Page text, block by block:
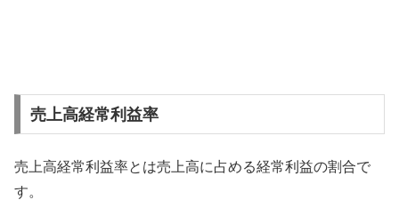
売上高経常利益率
売上高経常利益率とは売上高に占める経常利益の割合で
す。